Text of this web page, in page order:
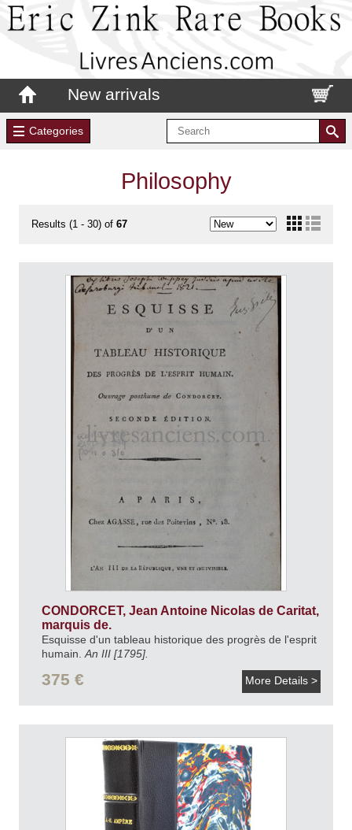
New arrivals
Categories
Philosophy
Results (1 - 30) of 67
CONDORCET, Jean Antoine Nicolas de Caritat,
marquis de.
Esquisse d'un tableau historique des progrès de l'esprit
humain. An III [1795].
375 € More Details >